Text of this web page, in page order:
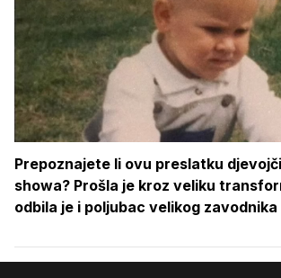
Prepoznajete li ovu preslatku
showa? Prošla je kroz veliku
odbila je i poljubac velikog zavodnika